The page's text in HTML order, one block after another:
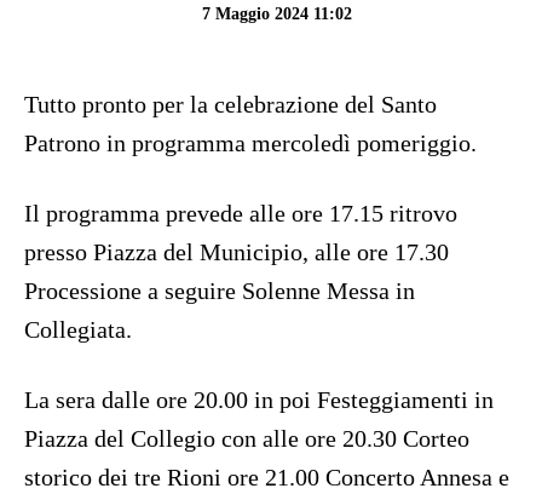
7 Maggio 2024 11:02
Tutto pronto per la celebrazione del Santo
Patrono in programma mercoledì pomeriggio.
Il programma prevede alle ore 17.15 ritrovo
presso Piazza del Municipio, alle ore 17.30
Processione a seguire Solenne Messa in
Collegiata.
La sera dalle ore 20.00 in poi Festeggiamenti in
Piazza del Collegio con alle ore 20.30 Corteo
storico dei tre Rioni ore 21.00 Concerto Annesa e